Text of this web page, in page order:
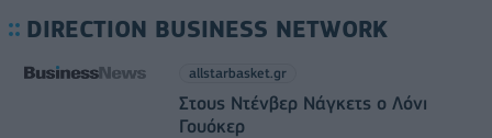
DIRECTION BUSINESS NETWORK
allstarbasket.gr
Στους Ντένβερ Νάγκετς ο Λόνι
Γουόκερ